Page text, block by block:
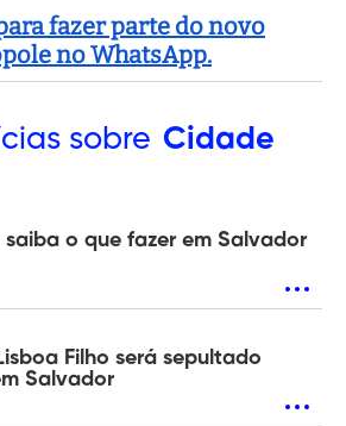
fazer parte do novo
no WhatsApp.
sobre Cidade
o que fazer em Salvador
Filho será sepultado
Salvador